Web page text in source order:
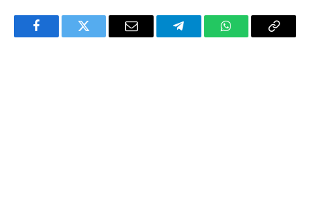
FacebookTwitter Email TelegramWhatsAppCopy